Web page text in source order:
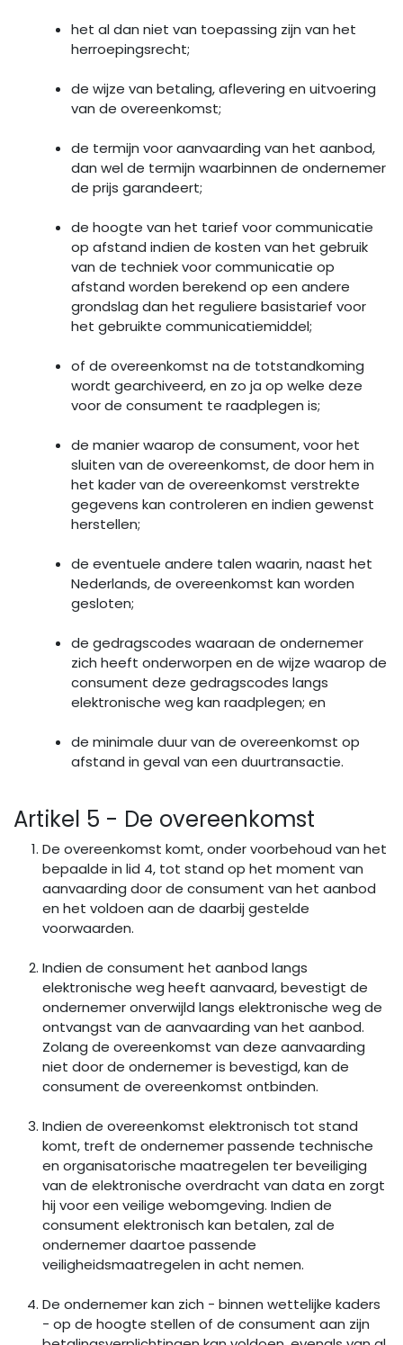
het al dan niet van toepassing zijn van het
herroepingsrecht;
de wijze van betaling, aflevering en uitvoering
van de overeenkomst;
de termijn voor aanvaarding van het aanbod,
dan wel de termijn waarbinnen de ondernemer
de prijs garandeert;
de hoogte van het tarief voor communicatie
op afstand indien de kosten van het gebruik
van de techniek voor communicatie op
afstand worden berekend op een andere
grondslag dan het reguliere basistarief voor
het gebruikte communicatiemiddel;
of de overeenkomst na de totstandkoming
wordt gearchiveerd, en zo ja op welke deze
voor de consument te raadplegen is;
de manier waarop de consument, voor het
sluiten van de overeenkomst, de door hem in
het kader van de overeenkomst verstrekte
gegevens kan controleren en indien gewenst
herstellen;
de eventuele andere talen waarin, naast het
Nederlands, de overeenkomst kan worden
gesloten;
de gedragscodes waaraan de ondernemer
zich heeft onderworpen en de wijze waarop de
consument deze gedragscodes langs
elektronische weg kan raadplegen; en
de minimale duur van de overeenkomst op
afstand in geval van een duurtransactie.
Artikel 5 - De overeenkomst
De overeenkomst komt, onder voorbehoud van het
bepaalde in lid 4, tot stand op het moment van
aanvaarding door de consument van het aanbod
en het voldoen aan de daarbij gestelde
voorwaarden.
Indien de consument het aanbod langs
elektronische weg heeft aanvaard, bevestigt de
ondernemer onverwijld langs elektronische weg de
ontvangst van de aanvaarding van het aanbod.
Zolang de overeenkomst van deze aanvaarding
niet door de ondernemer is bevestigd, kan de
consument de overeenkomst ontbinden.
Indien de overeenkomst elektronisch tot stand
komt, treft de ondernemer passende technische
en organisatorische maatregelen ter beveiliging
van de elektronische overdracht van data en zorgt
hij voor een veilige webomgeving. Indien de
consument elektronisch kan betalen, zal de
ondernemer daartoe passende
veiligheidsmaatregelen in acht nemen.
De ondernemer kan zich - binnen wettelijke kaders
- op de hoogte stellen of de consument aan zijn